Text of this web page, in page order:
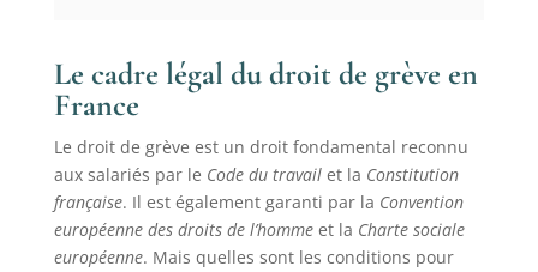
Le cadre légal du droit de grève en
France
Le droit de grève est un droit fondamental reconnu
aux salariés par le Code du travailet la Constitution
française. Il est également garanti par la Convention
européenne des droits de l’hommeet la Charte sociale
européenne. Mais quelles sont les conditions pour